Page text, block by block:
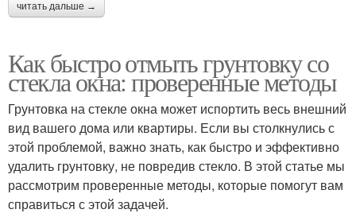
читать дальше →
Как быстро отмыть грунтовку со
стекла окна: проверенные методы
Грунтовка на стекле окна может испортить весь внешний
вид вашего дома или квартиры. Если вы столкнулись с
этой проблемой, важно знать, как быстро и эффективно
удалить грунтовку, не повредив стекло. В этой статье мы
рассмотрим проверенные методы, которые помогут вам
справиться с этой задачей.